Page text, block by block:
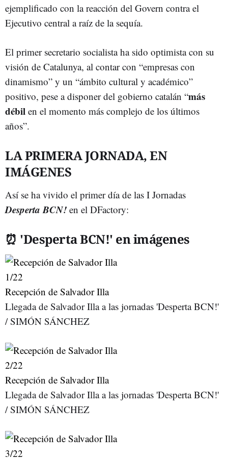
ejemplificado con la reacción del Govern contra el
Ejecutivo central a raíz de la sequía.
El primer secretario socialista ha sido optimista con su
visión de Catalunya, al contar con “empresas con
dinamismo” y un “ámbito cultural y académico”
positivo, pese a disponer del gobierno catalán “más
débil en el momento más complejo de los últimos
años”.
LA PRIMERA JORNADA, EN
IMÁGENES
Así se ha vivido el primer día de las I Jornadas
Desperta BCN! en el DFactory:
⏰ 'Desperta BCN!' en imágenes
1/22
Recepción de Salvador Illa
Llegada de Salvador Illa a las jornadas 'Desperta BCN!'
/ SIMÓN SÁNCHEZ
2/22
Recepción de Salvador Illa
Llegada de Salvador Illa a las jornadas 'Desperta BCN!'
/ SIMÓN SÁNCHEZ
3/22